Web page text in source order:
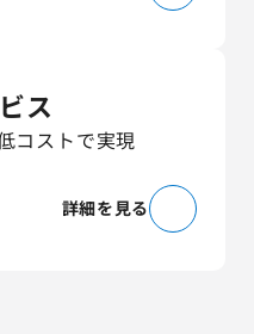
ス
コストで実現
詳細を見る